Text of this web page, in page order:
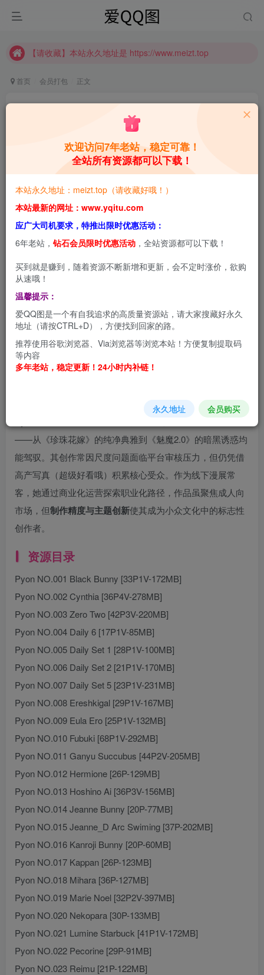
推广计划正式上线啦！可获得高额奖励哦
推广计划正式上线啦！可获得高额奖励哦
首页 会员打包 正文
青萌酱
1年前更新
关注
0 3.2W+ 1.8W+
本站预览图进行了压缩和水印，原图无压缩，无本站水
印。
Pyon（INS账号@pyon_cos）是活跃于日本及国际社群的知
名Coser，以其 高精度还原与直球性感风格在圈内独树一
帜。她的作品题材广泛覆盖热门动漫与游戏IP，如《碧蓝航
线》《更衣人偶坠入爱夜》等，尤其擅长通过
具（如胶衣、蕾丝礼服）和场景化构图强化角色张力。代表
作《赌场女郎》系列中，她以考究的兔女郎制服与赌桌布景
复刻游戏氛围；《湿身JK》《天台》等主题则通过动态光影
与肢体语言传递强烈的叙事感，展现其对视觉艺术的敏锐把
Pyon的风格以**“冲击感”** 为核心，兼具唯美与大胆表达
——从《珍珠花嫁》的纯净典雅到《魅魔2.0》的暗黑诱惑均
能驾驭。其创作常因尺度问题面临平台审核压力，但仍凭借
高产写真（超级好看哦）积累核心受众。作为线下漫展常
客，她通过商业化运营探索职业化路径，作品虽聚焦成人向
市场，但制作精度与主题创新使其成为小众文化中的标志性
创作者。
资源目录
Pyon NO.001 Black Bunny [33P1V-172MB]
Pyon NO.002 Cynthia [36P4V-278MB]
Pyon NO.003 Zero Two [42P3V-220MB]
Pyon NO.004 Daily 6 [17P1V-85MB]
Pyon NO.005 Daily Set 1 [28P1V-100MB]
Pyon NO.006 Daily Set 2 [21P1V-170MB]
Pyon NO.007 Daily Set 5 [23P1V-231MB]
Pyon NO.008 Ereshkigal [29P1V-167MB]
Pyon NO.009 Eula Ero [25P1V-132MB]
Pyon NO.010 Fubuki [68P1V-292MB]
Pyon NO.011 Ganyu Succubus [44P2V-205MB]
Pyon NO.012 Hermione [26P-129MB]
Pyon NO.013 Hoshino Ai [36P3V-156MB]
Pyon NO.014 Jeanne Bunny [20P-77MB]
Pyon NO.015 Jeanne_D Arc Swiming [37P-202MB]
Pyon NO.016 Kanroji Bunny [20P-60MB]
Pyon NO.017 Kappan [26P-123MB]
Pyon NO.018 Mihara [36P-127MB]
Pyon NO.019 Marie Noel [32P2V-397MB]
Pyon NO.020 Nekopara [30P-133MB]
Pyon NO.021 Lumine Starbuck [41P1V-172MB]
Pyon NO.022 Pecorine [29P-91MB]
Pyon NO.023 Reimu [21P-122MB]
欢迎访问7年老站，稳定可靠！
全站所有资源都可以下载！
本站永久地址：meizt.top（请收藏好哦！）
本站最新的网址：www.yqitu.com
应广大司机要求，特推出限时优惠活动：
6年老站， 钻石会员限时优惠活动 ，全站资源都可以下载！
买到就是赚到，随着资源不断新增和更新，会不定时涨价，欲购
从速哦！
温馨提示：
爱QQ图是一个有自我追求的高质量资源站，请大家搜藏好永久
地址（请按CTRL+D），方便找到回家的路。
推荐使用谷歌浏览器、Via浏览器等浏览本站！方便复制提取码
等内容
多年老站，稳定更新！24小时内补链！
永久地址 会员购买